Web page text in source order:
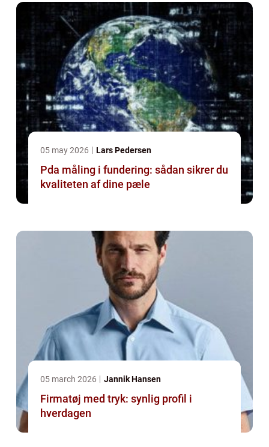
05 may 2026 Lars Pedersen
Pda måling i fundering: sådan sikrer du
kvaliteten af dine pæle
05 march 2026 Jannik Hansen
Firmatøj med tryk: synlig profil i
hverdagen